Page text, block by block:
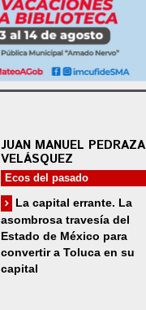
JUAN MANUEL PEDRAZA
VELÁSQUEZ
Ecos del pasado
La capital errante. La
asombrosa travesía del
Estado de México para
convertir a Toluca en su
capital